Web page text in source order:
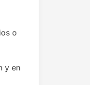
o
y en